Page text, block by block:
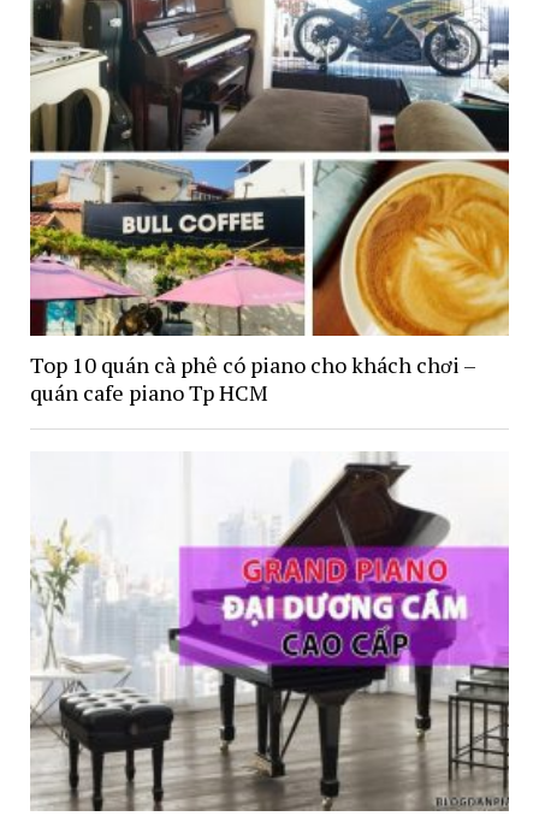
Top 10 quán cà phê có piano cho khách chơi –
quán cafe piano Tp HCM